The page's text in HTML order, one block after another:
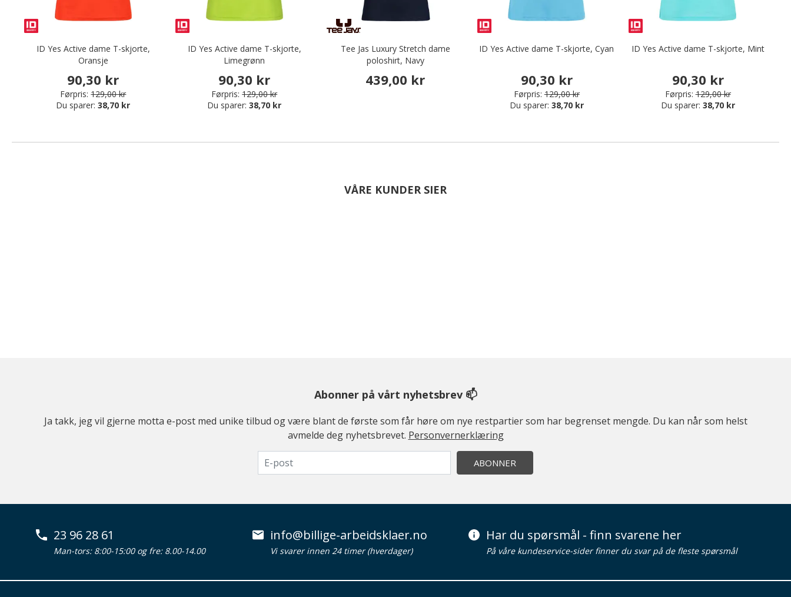
ID Yes Active dame T-skjorte,
Oransje
90,30 kr
Førpris: 129,00 kr
Du sparer:38,70 kr
ID Yes Active dame T-skjorte,
Limegrønn
90,30 kr
Førpris: 129,00 kr
Du sparer:38,70 kr
Tee Jas Luxury Stretch dame
poloshirt, Navy
439,00 kr
ID Yes Active dame T-skjorte, Cyan
90,30 kr
Førpris: 129,00 kr
Du sparer: 38,70 kr
ID Yes Active dame T-skjorte, Mint
90,30 kr
Førpris: 129,00 kr
Du sparer: 38,70 kr
VÅRE KUNDER SIER
Abonner på vårt nyhetsbrev 📫
Ja takk, jeg vil gjerne motta e-post med unike tilbud og være blant de første som får høre om nye restpartier som har begrenset mengde. Du kan når som helst
avmelde deg nyhetsbrevet. Personvernerklæring
ABONNER
23 96 28 61
Man-tors: 8:00-15:00 og fre: 8.00-14.00
info@billige-arbeidsklaer.no
Vi svarer innen 24 timer (hverdager)
Har du spørsmål - finn svarene her
På våre kundeservice-sider finner du svar på de fleste spørsmål